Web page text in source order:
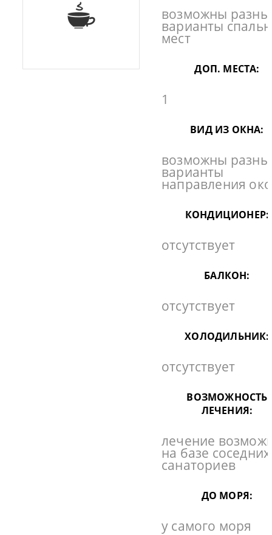
возможны
варианты
мест
ДОП. МЕСТА:
1
ВИД ИЗ ОКНА:
возможны
варианты
направления
КОНДИЦИОНЕР:
отсутствует
БАЛКОН:
отсутствует
ХОЛОДИЛЬНИК:
отсутствует
ВОЗМОЖНОСТЬ
ЛЕЧЕНИЯ:
лечение
на базе соседних
санаториев
ДО МОРЯ:
у самого моря